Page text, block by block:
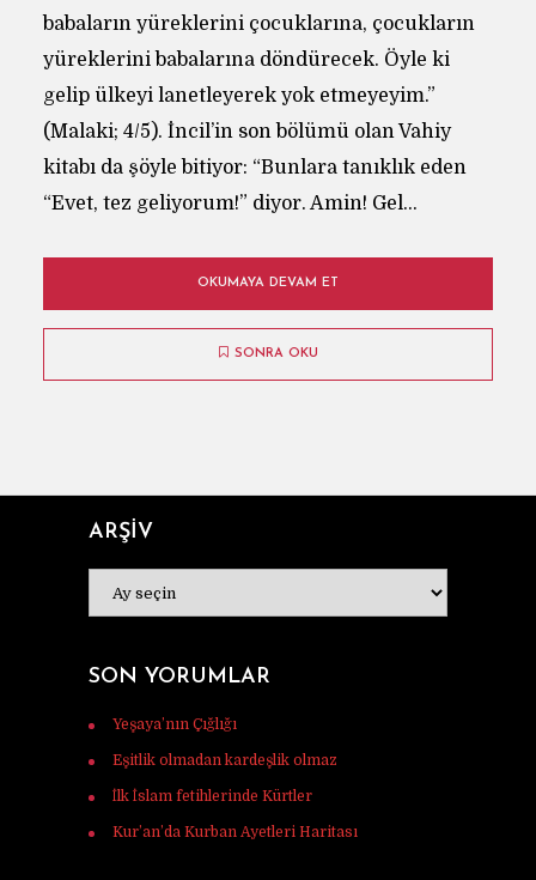
babaların yüreklerini çocuklarına, çocukların
yüreklerini babalarına döndürecek. Öyle ki
gelip ülkeyi lanetleyerek yok etmeyeyim.”
(Malaki; 4/5). İncil’in son bölümü olan Vahiy
kitabı da şöyle bitiyor: “Bunlara tanıklık eden
“Evet, tez geliyorum!” diyor. Amin! Gel...
OKUMAYA DEVAM ET
SONRA OKU
ARŞİV
SON YORUMLAR
Yeşaya’nın Çığlığı
Eşitlik olmadan kardeşlik olmaz
İlk İslam fetihlerinde Kürtler
Kur’an’da Kurban Ayetleri Haritası